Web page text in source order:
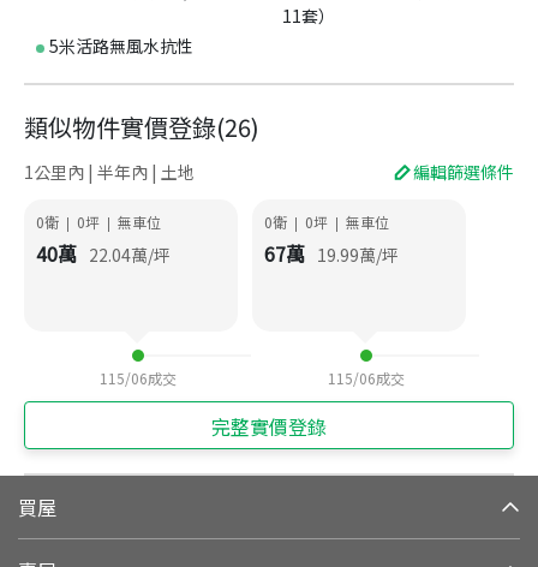
11套）
5米活路無風水抗性
類似物件實價登錄(26)
1公里內 | 半年內 | 土地 編輯篩選條件
0衛 | 0坪 | 無車位
40萬 22.04萬/坪
115/06成交
0衛 | 0坪 | 無車位
67萬 19.99萬/坪
115/06成交
完整實價登錄
買屋